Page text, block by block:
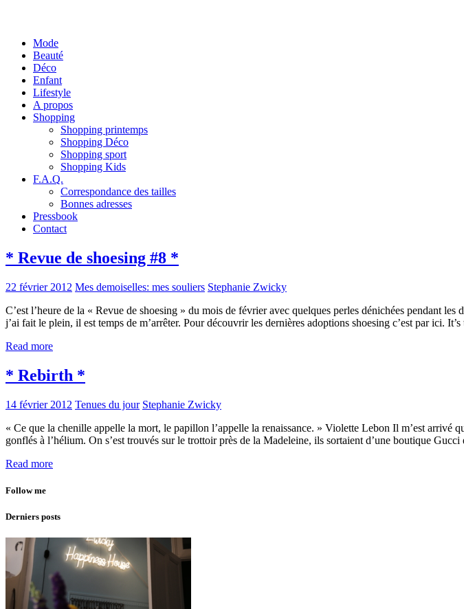
Mode
Beauté
Déco
Enfant
Lifestyle
A propos
Shopping
Shopping printemps
Shopping Déco
Shopping sport
Shopping Kids
F.A.Q.
Correspondance des tailles
Bonnes adresses
Pressbook
Contact
* Revue de shoesing #8 *
22 février 2012 Mes demoiselles: mes souliers Stephanie Zwicky
C’est l’heure de la « Revue de shoesing » du mois de février avec quelques perles dénichées pendant
j’ai fait le plein, il est temps de m’arrêter. Pour découvrir les dernières adoptions shoesing c’est par ici.
Read more
* Rebirth *
14 février 2012 Tenues du jour Stephanie Zwicky
« Ce que la chenille appelle la mort, le papillon l’appelle la renaissance. » Violette Lebon Il m’est arrivé
gonflés à l’hélium. On s’est trouvés sur le trottoir près de la Madeleine, ils sortaient d’une boutique
Read more
Follow me
Derniers posts